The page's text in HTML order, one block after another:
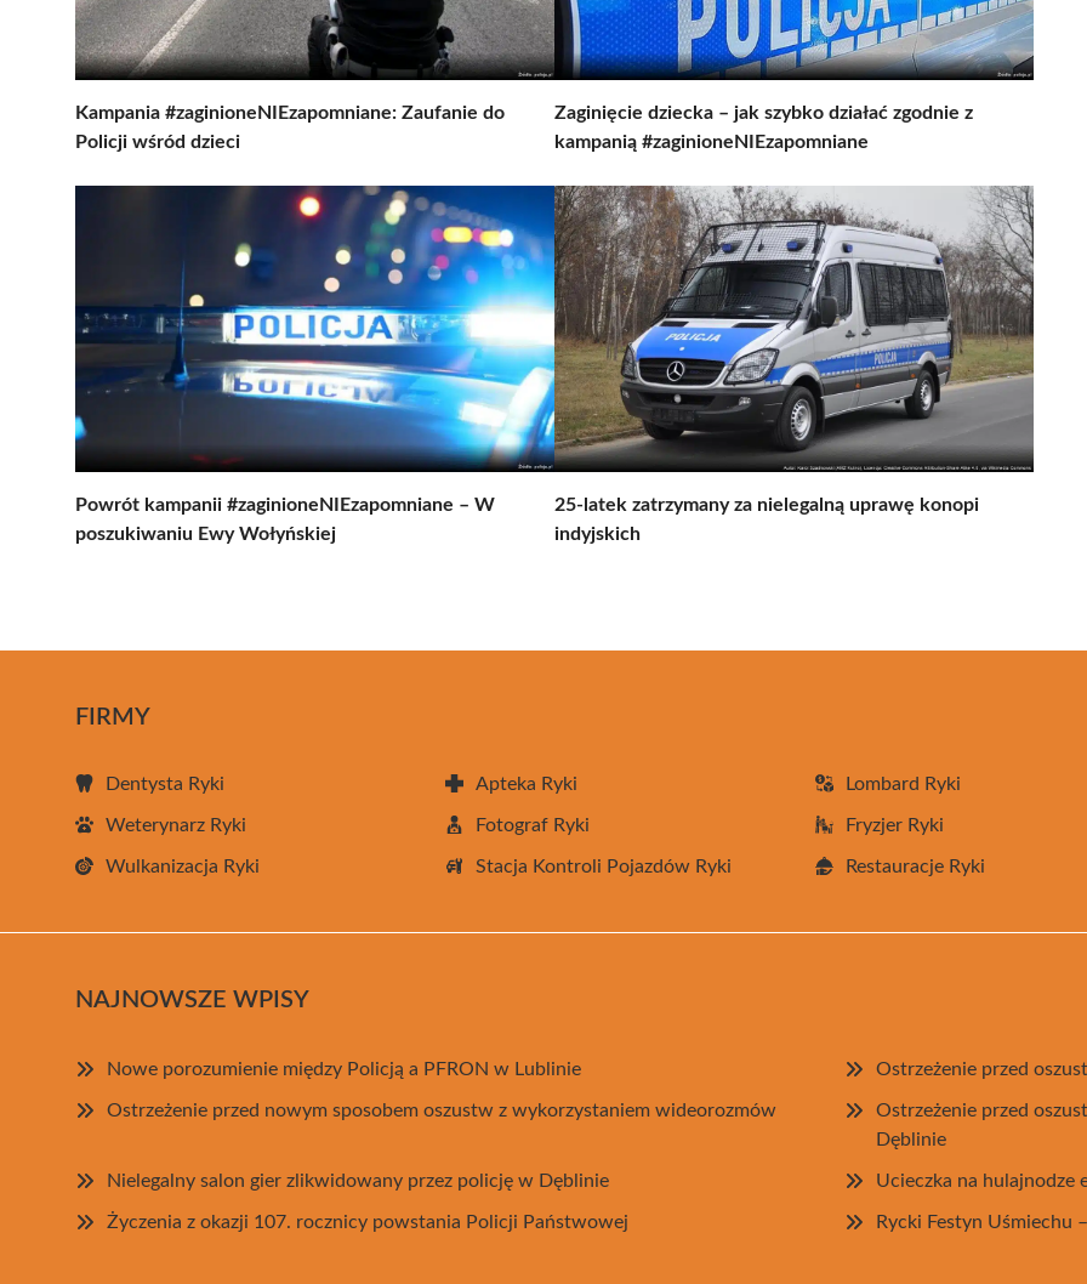
Kampania #zaginioneNIEzapomniane: Zaufanie do
Policji wśród dzieci
Zaginięcie dziecka – jak szybko działać zgodnie z
kampanią #zaginioneNIEzapomniane
Powrót kampanii #zaginioneNIEzapomniane – W
poszukiwaniu Ewy Wołyńskiej
25-latek zatrzymany za nielegalną uprawę konopi
indyjskich
FIRMY
Dentysta Ryki Apteka Ryki Lombard Ryki
Weterynarz Ryki Fotograf Ryki Fryzjer Ryki
Wulkanizacja Ryki Stacja Kontroli Pojazdów Ryki Restauracje Ryki
NAJNOWSZE WPISY
Nowe porozumienie między Policją a PFRON w Lublinie Ostrzeżenie przed
Ostrzeżenie przed nowym sposobem oszustw z wykorzystaniem wideorozmów
Ostrzeżenie przed
Dęblinie
Nielegalny salon gier zlikwidowany przez policję w Dęblinie Ucieczka na hulajnodze
Życzenia z okazji 107. rocznicy powstania Policji Państwowej Rycki Festyn Uśmiechu